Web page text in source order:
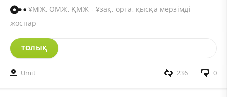
ҰМЖ, ОМЖ, ҚМЖ - Ұзақ, орта, қысқа мерзімді
жоспар
ТОЛЫҚ
Umit 0
236